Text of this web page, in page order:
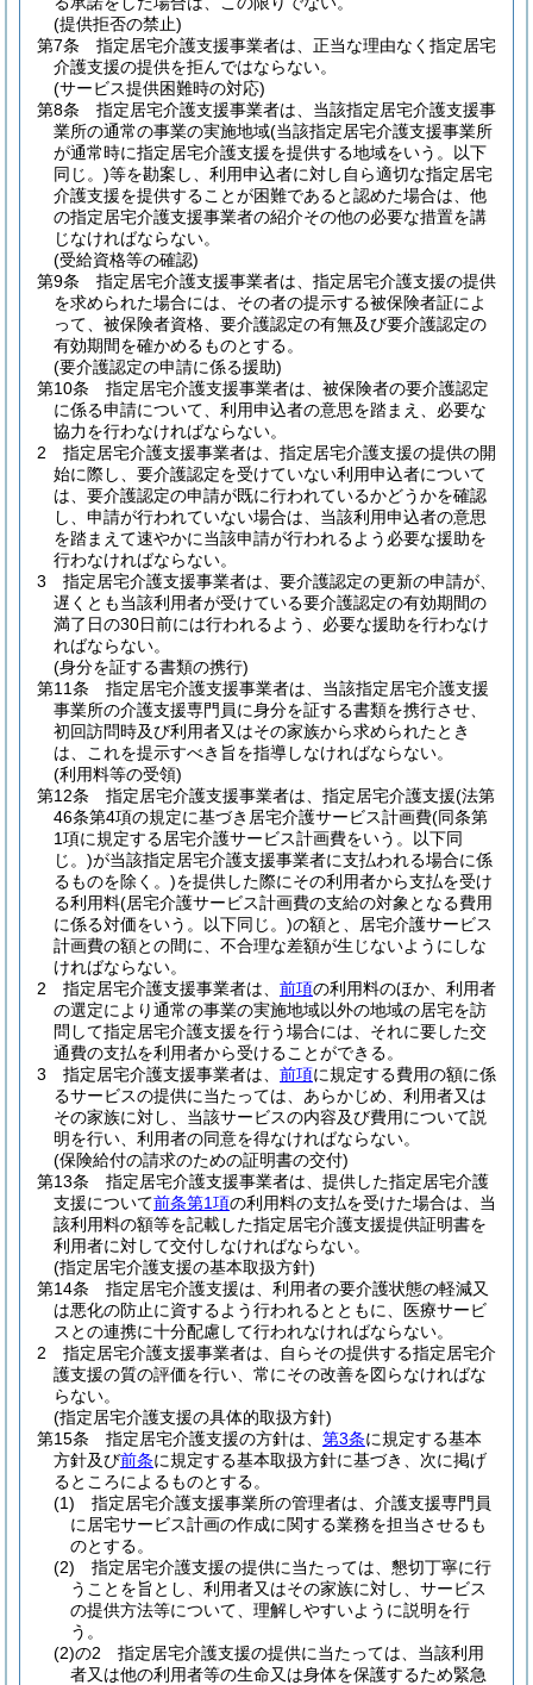
(提供拒否の禁止)
第7条
指定居宅介護支援事業者は、正当な理由なく指定居宅
介護支援の提供を拒んではならない。
(サービス提供困難時の対応)
第8条
指定居宅介護支援事業者は、当該指定居宅介護支援事
業所の通常の事業の実施地域(当該指定居宅介護支援事業所
が通常時に指定居宅介護支援を提供する地域をいう。以下
同じ。)等を勘案し、利用申込者に対し自ら適切な指定居宅
介護支援を提供することが困難であると認めた場合は、他
の指定居宅介護支援事業者の紹介その他の必要な措置を講
じなければならない。
(受給資格等の確認)
第9条
指定居宅介護支援事業者は、指定居宅介護支援の提供
を求められた場合には、その者の提示する被保険者証によ
って、被保険者資格、要介護認定の有無及び要介護認定の
有効期間を確かめるものとする。
(要介護認定の申請に係る援助)
第10条
指定居宅介護支援事業者は、被保険者の要介護認定
に係る申請について、利用申込者の意思を踏まえ、必要な
協力を行わなければならない。
2
指定居宅介護支援事業者は、指定居宅介護支援の提供の開
始に際し、要介護認定を受けていない利用申込者について
は、要介護認定の申請が既に行われているかどうかを確認
し、申請が行われていない場合は、当該利用申込者の意思
を踏まえて速やかに当該申請が行われるよう必要な援助を
行わなければならない。
3
指定居宅介護支援事業者は、要介護認定の更新の申請が、
遅くとも当該利用者が受けている要介護認定の有効期間の
満了日の30日前には行われるよう、必要な援助を行わなけ
ればならない。
(身分を証する書類の携行)
第11条
指定居宅介護支援事業者は、当該指定居宅介護支援
事業所の介護支援専門員に身分を証する書類を携行させ、
初回訪問時及び利用者又はその家族から求められたとき
は、これを提示すべき旨を指導しなければならない。
(利用料等の受領)
第12条
指定居宅介護支援事業者は、指定居宅介護支援(法第
46条第4項の規定に基づき居宅介護サービス計画費(同条第
1項に規定する居宅介護サービス計画費をいう。以下同
じ。)が当該指定居宅介護支援事業者に支払われる場合に係
るものを除く。)を提供した際にその利用者から支払を受け
る利用料(居宅介護サービス計画費の支給の対象となる費用
に係る対価をいう。以下同じ。)の額と、居宅介護サービス
計画費の額との間に、不合理な差額が生じないようにしな
ければならない。
2
指定居宅介護支援事業者は、 前項の利用料のほか、利用者
の選定により通常の事業の実施地域以外の地域の居宅を訪
問して指定居宅介護支援を行う場合には、それに要した交
通費の支払を利用者から受けることができる。
3
指定居宅介護支援事業者は、 前項に規定する費用の額に係
るサービスの提供に当たっては、あらかじめ、利用者又は
その家族に対し、当該サービスの内容及び費用について説
明を行い、利用者の同意を得なければならない。
(保険給付の請求のための証明書の交付)
第13条
指定居宅介護支援事業者は、提供した指定居宅介護
支援について前条第1項の利用料の支払を受けた場合は、当
該利用料の額等を記載した指定居宅介護支援提供証明書を
利用者に対して交付しなければならない。
(指定居宅介護支援の基本取扱方針)
第14条
指定居宅介護支援は、利用者の要介護状態の軽減又
は悪化の防止に資するよう行われるとともに、医療サービ
スとの連携に十分配慮して行われなければならない。
2
指定居宅介護支援事業者は、自らその提供する指定居宅介
護支援の質の評価を行い、常にその改善を図らなければな
らない。
(指定居宅介護支援の具体的取扱方針)
第15条
指定居宅介護支援の方針は、 第3条に規定する基本
方針及び前条に規定する基本取扱方針に基づき、次に掲げ
るところによるものとする。
(1)
指定居宅介護支援事業所の管理者は、介護支援専門員
に居宅サービス計画の作成に関する業務を担当させるも
のとする。
(2)
指定居宅介護支援の提供に当たっては、懇切丁寧に行
うことを旨とし、利用者又はその家族に対し、サービス
の提供方法等について、理解しやすいように説明を行
う。
(2)の2
指定居宅介護支援の提供に当たっては、当該利用
者又は他の利用者等の生命又は身体を保護するため緊急